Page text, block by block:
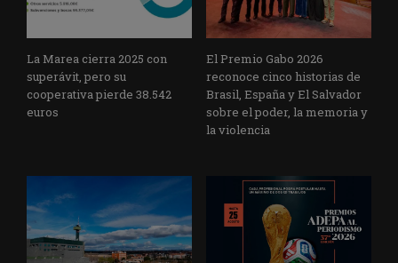
La Marea cierra 2025 con
superávit, pero su
cooperativa pierde 38.542
euros
El Premio Gabo 2026
reconoce cinco historias de
Brasil, España y El Salvador
sobre el poder, la memoria y
la violencia